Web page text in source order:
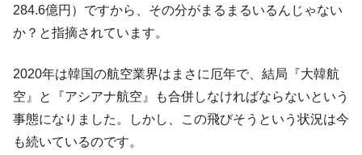
『Money1』
中国だけが鉄鋼輸出を異常増加させる ⇒ 中
国の過剰生産が世界を蝕む。
種は全般的「不調」⇒ PSIが示す現況は決して良くない。
【米韓激突案件】韓国消費者院が『クーパ
ン』1人当たり賠償10万ウォンを認定 ⇒ 総額3兆7,000億
284.6億円）ですから、その分がまるまるいるんじゃない
か？と指摘されています。
2020年は韓国の航空業界はまさに厄年で、結局『大韓航
空』と『アシアナ航空』も合併しなければならないという
事態になりました。しかし、この飛びそうという状況は今
も続いているのです。